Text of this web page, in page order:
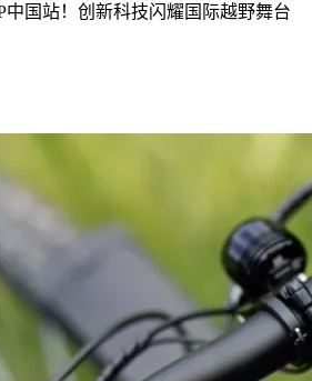
国站！创新科技闪耀国际越野舞台